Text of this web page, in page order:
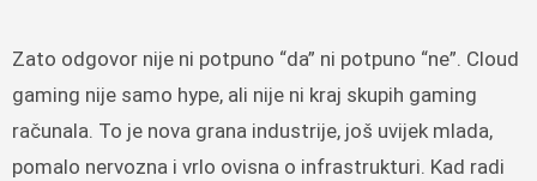
Zato odgovor nije ni potpuno “da” ni potpuno “ne”. Cloud
gaming nije samo hype, ali nije ni kraj skupih gaming
računala. To je nova grana industrije, još uvijek mlada,
pomalo nervozna i vrlo ovisna o infrastrukturi. Kad radi